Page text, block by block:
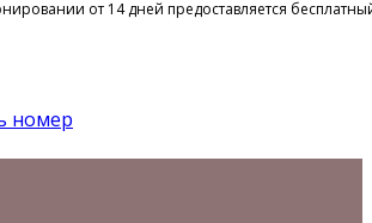
от 14 дней предоставляется
номер